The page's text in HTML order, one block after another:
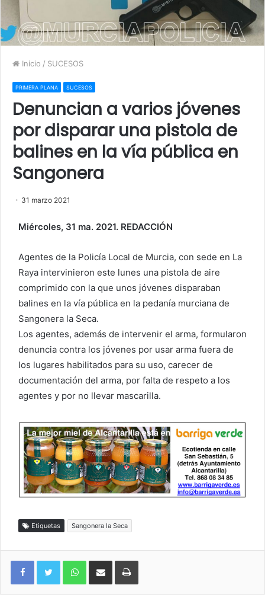
Inicio / SUCESOS
PRIMERA PLANA SUCESOS
Denuncian a varios jóvenes
por disparar una pistola de
balines en la vía pública en
Sangonera
31 marzo 2021
Miércoles, 31 ma. 2021. REDACCIÓN
Agentes de la Policía Local de Murcia, con sede en La
Raya intervinieron este lunes una pistola de aire
comprimido con la que unos jóvenes disparaban
balines en la vía pública en la pedanía murciana de
Sangonera la Seca.
Los agentes, además de intervenir el arma, formularon
denuncia contra los jóvenes por usar arma fuera de
los lugares habilitados para su uso, carecer de
documentación del arma, por falta de respeto a los
agentes y por no llevar mascarilla.
Etiquetas Sangonera la Seca
WhatsAppCompartir por correo electrónicoImprimir